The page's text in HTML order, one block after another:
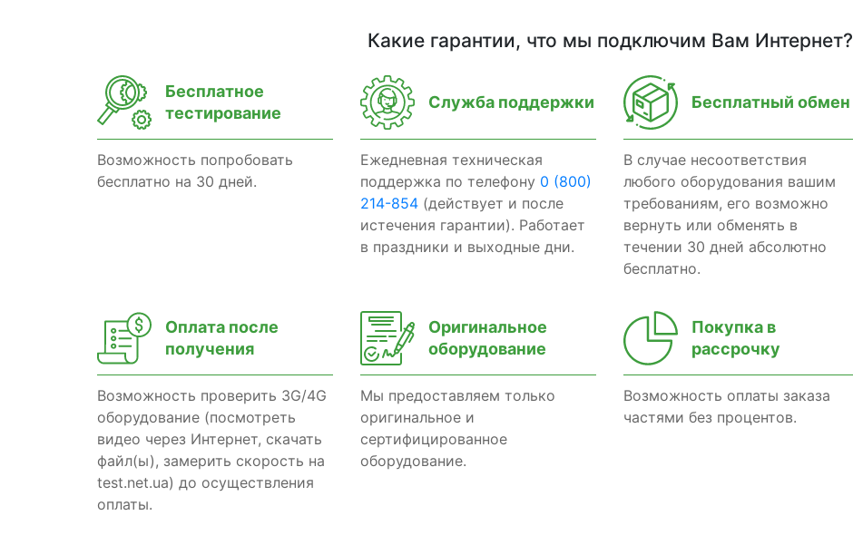
Какие гарантии, что мы подключим Вам Интернет?
Бесплатное
тестирование
Возможность попробовать
бесплатно на 30 дней.
Служба поддержки
Ежедневная техническая
поддержка по телефону 0 (800)
214-854 (действует и после
истечения гарантии). Работает
в праздники и выходные дни.
Бесплатный обмен
В случае несоответствия
любого оборудования вашим
требованиям, его возможно
вернуть или обменять в
течении 30 дней абсолютно
бесплатно.
Оплата после
получения
Возможность проверить 3G/4G
оборудование (посмотреть
видео через Интернет, скачать
файл(ы), замерить скорость на
test.net.ua) до осуществления
оплаты.
Оригинальное
оборудование
Мы предоставляем только
оригинальное и
сертифицированное
оборудование.
Покупка в
рассрочку
Возможность оплаты заказа
частями без процентов.